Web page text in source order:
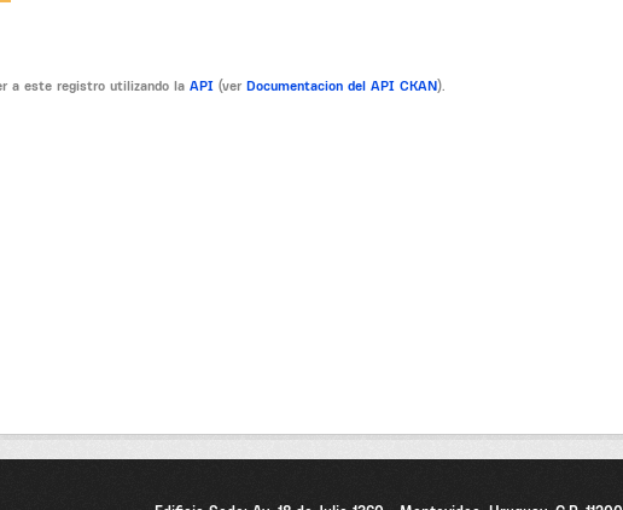
a este registro utilizando la API (ver Documentacion del API CKAN).